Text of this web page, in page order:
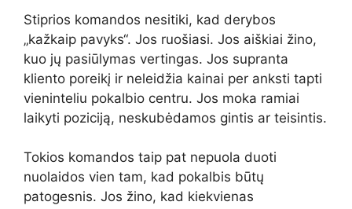
Stiprios komandos nesitiki, kad derybos
„kažkaip pavyks“. Jos ruošiasi. Jos aiškiai žino,
kuo jų pasiūlymas vertingas. Jos supranta
kliento poreikį ir neleidžia kainai per anksti tapti
vieninteliu pokalbio centru. Jos moka ramiai
laikyti poziciją, neskubėdamos gintis ar teisintis.
Tokios komandos taip pat nepuola duoti
nuolaidos vien tam, kad pokalbis būtų
patogesnis. Jos žino, kad kiekvienas